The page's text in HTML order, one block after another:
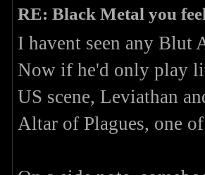
RE: Black Metal you
I havent seen any Blut
Now if he'd only play
US scene, Leviathan
Altar of Plagues, one